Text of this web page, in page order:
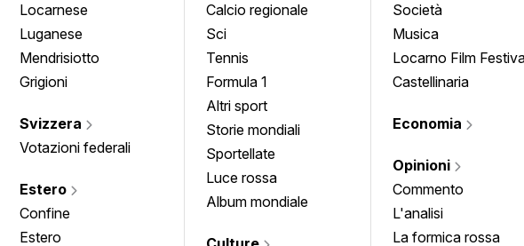
Locarnese
Luganese
Mendrisiotto
Grigioni
Svizzera
Votazioni federali
Estero
Confine
Estero
Calcio regionale
Sci
Tennis
Formula 1
Altri sport
Storie mondiali
Sportellate
Luce rossa
Album mondiale
Società
Musica
Locarno Film
Castellinaria
Economia
Opinioni
Commento
L'analisi
La formica rossa